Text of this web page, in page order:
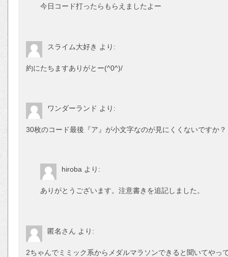
今日コード打ったらもらえましたよー
スライム大好き より:
約にたちますありがとー(^0^)/
ワンダーランド より:
30枚のコード最後『ア』が小文字なのが見にくくないですか？
hiroba より:
ありがとうございます。注意書きを追記しました。
匿名さん より:
2ちゃんでミミック系からメダルマラソンできると聞いてやっ